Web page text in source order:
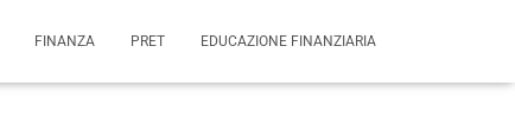
FINANZA PRET EDUCAZIONE FINANZIARIA